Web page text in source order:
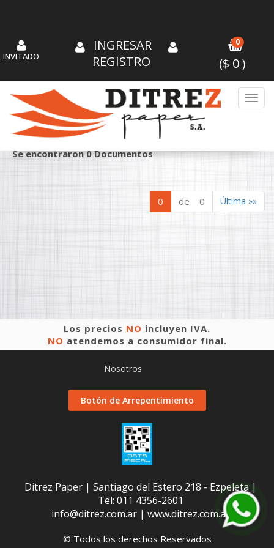
INVITADO
INGRESAR
REGISTRO
0
($ 0)
DOCUMENTOS
Se encontraron 0 Documentos
0 de 0 Última »»
Los precios NO incluyen IVA.
NO atendemos a consumidor final.
Nosotros
Botón de Arrepentimiento
Ditrez Paper | Santiago del Estero 218 - Ezpeleta |
Tel: 011 4356-2601
info@ditrez.com.ar | www.ditrez.com.ar
© Todos los derechos Reservados